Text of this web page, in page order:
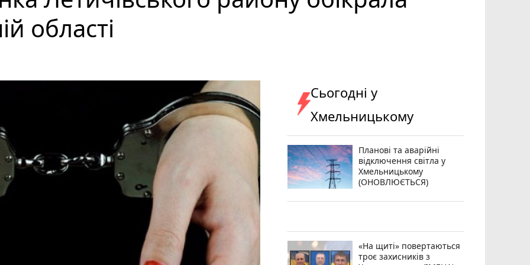
області
Сьогодні у
Хмельницькому
Планові та аварійні
відключення світла у
Хмельницькому
(ОНОВЛЮЄТЬСЯ)
«На щиті» повертаються
троє захисників з